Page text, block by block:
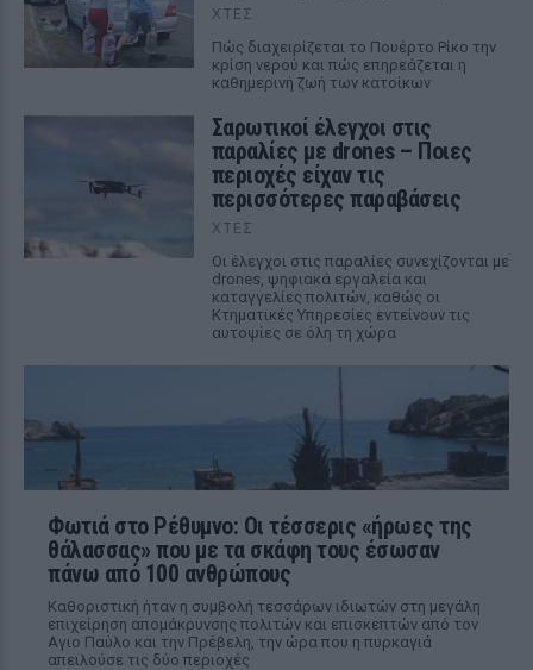
ΧΤΕΣ
Πώς διαχειρίζεται το Πουέρτο Ρίκο την
κρίση νερού και πώς επηρεάζεται η
καθημερινή ζωή των κατοίκων
Σαρωτικοί έλεγχοι στις
παραλίες με drones – Ποιες
περιοχές είχαν τις
περισσότερες παραβάσεις
ΧΤΕΣ
Οι έλεγχοι στις παραλίες συνεχίζονται με
drones, ψηφιακά εργαλεία και
καταγγελίες πολιτών, καθώς οι
Κτηματικές Υπηρεσίες εντείνουν τις
αυτοψίες σε όλη τη χώρα
Φωτιά στο Ρέθυμνο: Οι τέσσερις «ήρωες της
θάλασσας» που με τα σκάφη τους έσωσαν
πάνω από 100 ανθρώπους
Καθοριστική ήταν η συμβολή τεσσάρων ιδιωτών στη μεγάλη
επιχείρηση απομάκρυνσης πολιτών και επισκεπτών από τον
Αγιο Παύλο και την Πρέβελη, την ώρα που η πυρκαγιά
απειλούσε τις δύο περιοχές